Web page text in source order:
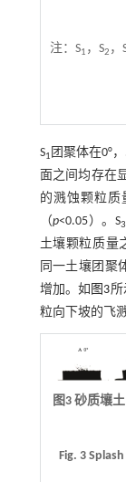
注：S1 ，S2 ，
S1 团聚体在0°
面之间均存在
的溅蚀颗粒质
（p<0.05）。S3
土壤颗粒质量
同一土壤团聚
增加。如 图3所
粒向下坡的飞
图3 砂质壤
Fig. 3